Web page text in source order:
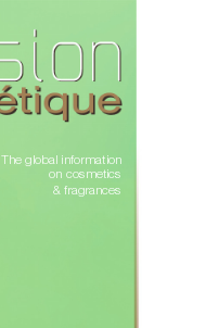
The global information
on cosmetics
& fragrances